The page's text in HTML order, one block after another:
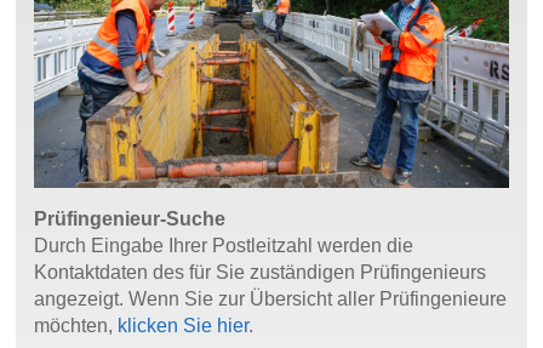
Prüfingenieur-Suche
Durch Eingabe Ihrer Postleitzahl werden die
Kontaktdaten des für Sie zuständigen Prüfingenieurs
angezeigt. Wenn Sie zur Übersicht aller Prüfingenieure
möchten, klicken Sie hier.